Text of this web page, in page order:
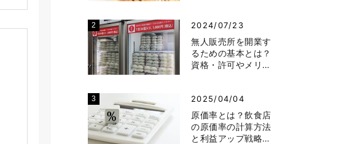
2024/07/23
無人販売所を開業す
るための基本とは？
資格・許可やメリ…
2025/04/04
原価率とは？飲食店
の原価率の計算方法
と利益アップ戦略…